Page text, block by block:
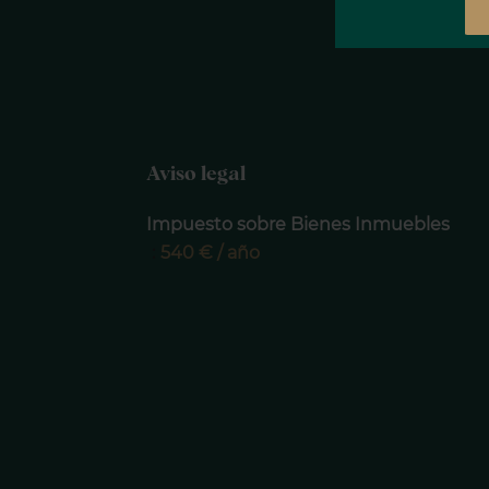
Aviso legal
Impuesto sobre Bienes Inmuebles
540 € / año